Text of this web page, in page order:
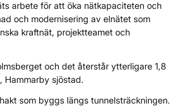
arbete för att öka nätkapaciteten och
och modernisering av elnätet som
kraftnät, projektteamet och
och det återstår ytterligare 1,8
Hammarby sjöstad.
som byggs längs tunnelsträckningen.